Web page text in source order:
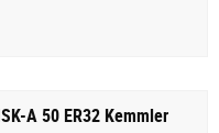
A 50 ER32 Kemmler